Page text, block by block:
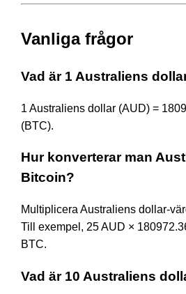
Vanliga frågor
Vad är 1 Australiens
1 Australiens dollar (AUD) =
(BTC).
Hur konverterar man
Bitcoin?
Multiplicera Australiens dollar-
Till exempel, 25 AUD ×
BTC.
Vad är 10 Australiens